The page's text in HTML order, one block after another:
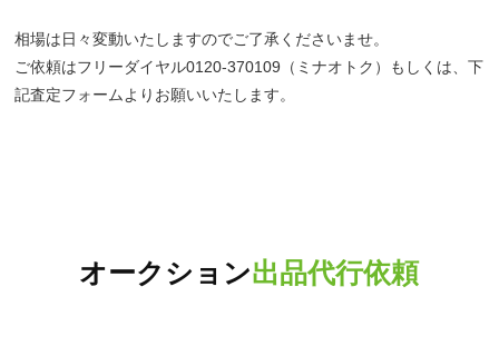
相場は日々変動いたしますのでご了承くださいませ。
ご依頼はフリーダイヤル0120-370109（ミナオトク）もしくは、下
記査定フォームよりお願いいたします。
オークション出品代行依頼